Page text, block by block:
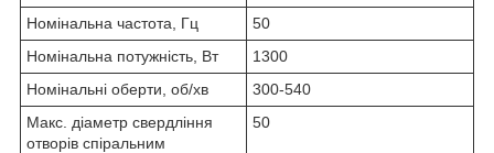
Номінальна частота, Гц
50
Номінальна потужність, Вт
1300
Номінальні оберти, об/хв
300-540
Макс. діаметр свердління
отворів спіральним
50